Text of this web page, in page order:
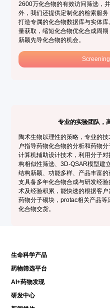
2600万化合物的有效访问筛选，
外，我们还提供定制化的检索服
打造专属的化合物数据库与实体
量获取，缩短化合物优化合成周
新颖先导化合物的机会。
专业的实验团队，
陶术生物以理性的策略，专业的
户指导药物化合物的分析和药物
计算机辅助设计技术，利用分子
构相似性筛选、3D-QSAR模型建
结构新颖、功能多样、产品丰富
支具备多年化合物合成与研发经
术及经验积累，能快速的根据客
药物分子砌块，protac相关产品
化合物交货。
生命科学产品
药物筛选平台
AI+药物发现
研发中心